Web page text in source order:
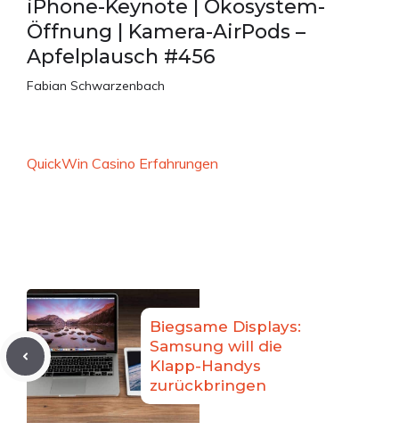
iPhone-Keynote | Ökosystem-
Öffnung | Kamera-AirPods –
Apfelplausch #456
Fabian Schwarzenbach
QuickWin Casino Erfahrungen
Biegsame Displays:
Samsung will die
Klapp-Handys
zurückbringen